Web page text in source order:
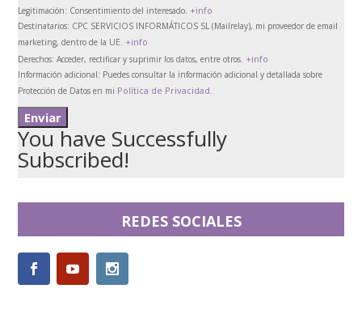
Legitimación: Consentimiento del interesado. +info
Destinatarios: CPC SERVICIOS INFORMÁTICOS SL (Mailrelay), mi proveedor de email
marketing, dentro de la UE. +info
Derechos: Acceder, rectificar y suprimir los datos, entre otros. +info
Información adicional: Puedes consultar la información adicional y detallada sobre
Protección de Datos en mi Política de Privacidad
You have Successfully
Subscribed!
REDES SOCIALES